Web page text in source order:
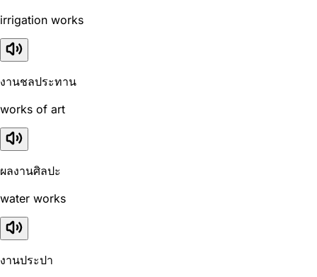
irrigation works
งานชลประทาน
works of art
ผลงานศิลปะ
water works
งานประปา